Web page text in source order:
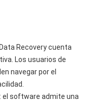
Recovery cuenta
Los usuarios de
navegar por el
el software admite una